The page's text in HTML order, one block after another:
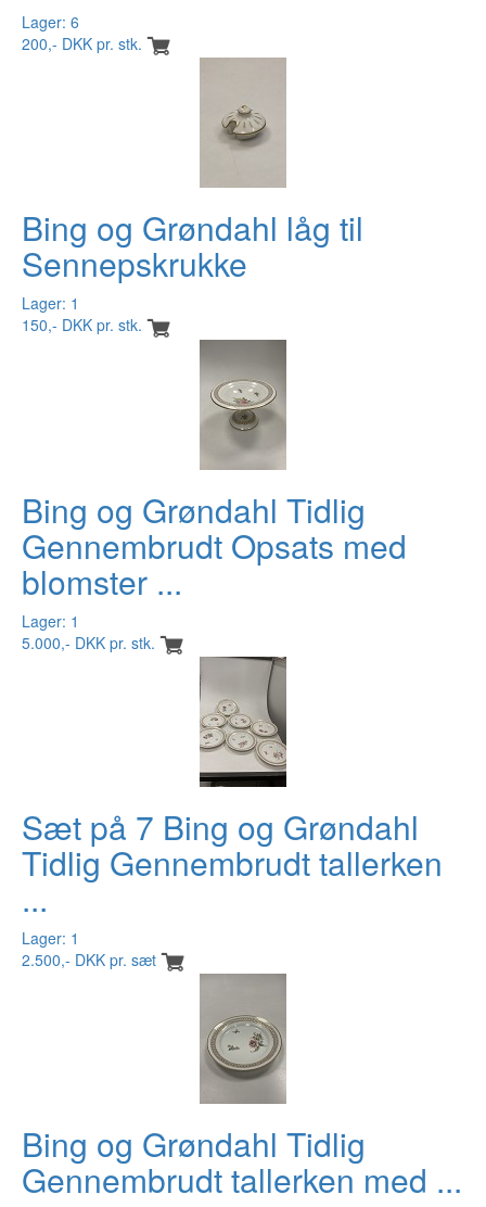
Lager: 6
200,- DKK pr. stk.
Bing og Grøndahl låg til
Sennepskrukke
Lager: 1
150,- DKK pr. stk.
Bing og Grøndahl Tidlig
Gennembrudt Opsats med
blomster ...
Lager: 1
5.000,- DKK pr. stk.
Sæt på 7 Bing og Grøndahl
Tidlig Gennembrudt tallerken
...
Lager: 1
2.500,- DKK pr. sæt
Bing og Grøndahl Tidlig
Gennembrudt tallerken med ...